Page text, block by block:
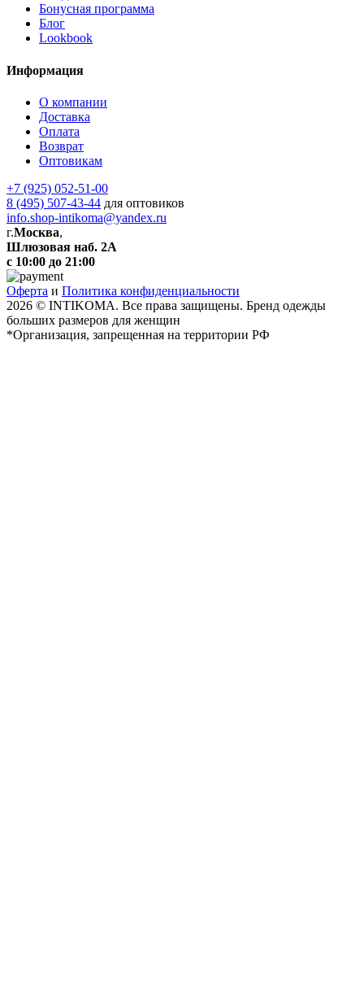
Бонусная программа
Блог
Lookbook
Информация
О компании
Доставка
Оплата
Возврат
Оптовикам
+7 (925) 052-51-00
8 (495) 507-43-44 для оптовиков
info.shop-intikoma@yandex.ru
г.Москва,
Шлюзовая наб. 2А
с 10:00 до 21:00
Оферта и Политика конфиденциальности
2026 © INTIKOMA. Все права защищены. Бренд одежды
больших размеров для женщин
*Организация, запрещенная на территории РФ